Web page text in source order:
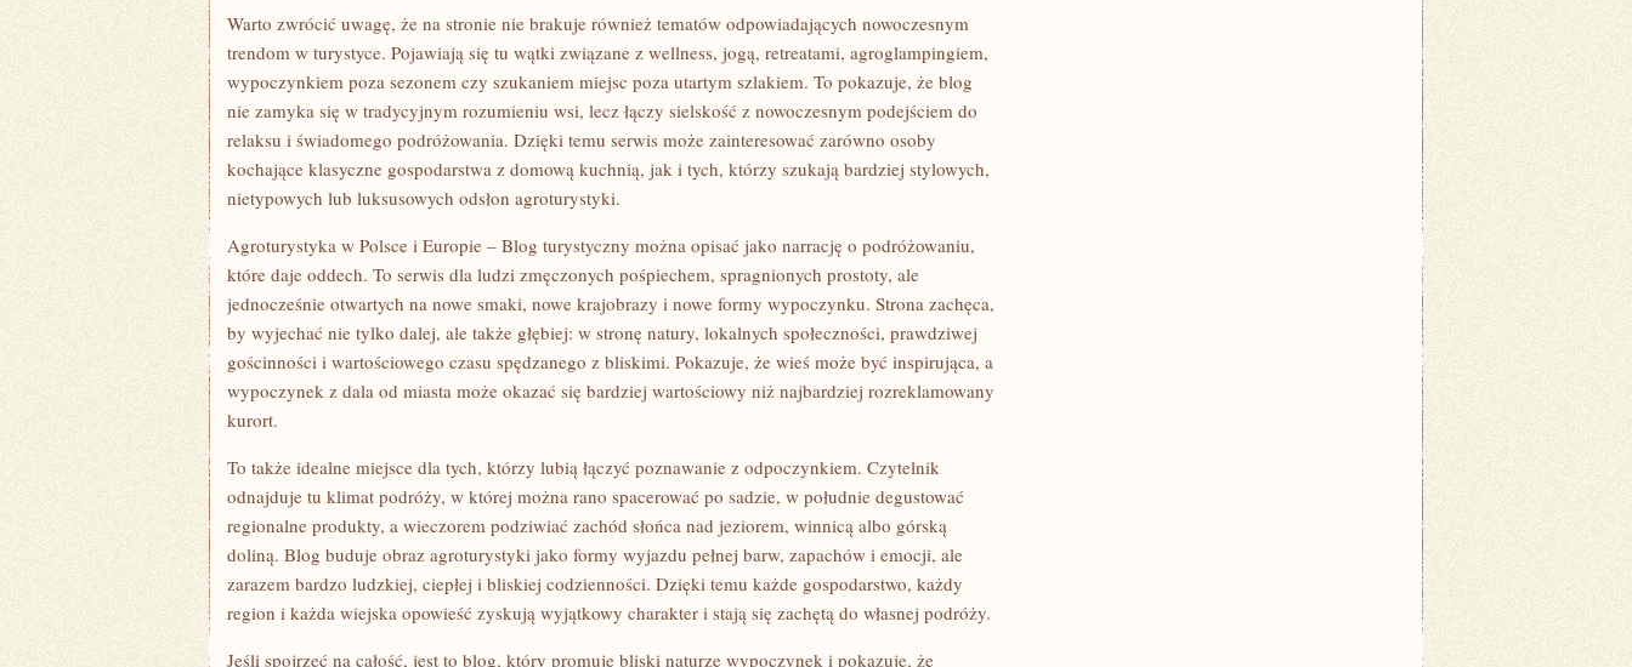
Warto zwrócić uwagę, że na stronie nie brakuje również tematów odpowiadających nowoczesnym
trendom w turystyce. Pojawiają się tu wątki związane z wellness, jogą, retreatami, agroglampingiem,
wypoczynkiem poza sezonem czy szukaniem miejsc poza utartym szlakiem. To pokazuje, że blog
nie zamyka się w tradycyjnym rozumieniu wsi, lecz łączy sielskość z nowoczesnym podejściem do
relaksu i świadomego podróżowania. Dzięki temu serwis może zainteresować zarówno osoby
kochające klasyczne gospodarstwa z domową kuchnią, jak i tych, którzy szukają bardziej stylowych,
nietypowych lub luksusowych odsłon agroturystyki.
Agroturystyka w Polsce i Europie – Blog turystyczny można opisać jako narrację o podróżowaniu,
które daje oddech. To serwis dla ludzi zmęczonych pośpiechem, spragnionych prostoty, ale
jednocześnie otwartych na nowe smaki, nowe krajobrazy i nowe formy wypoczynku. Strona zachęca,
by wyjechać nie tylko dalej, ale także głębiej: w stronę natury, lokalnych społeczności, prawdziwej
gościnności i wartościowego czasu spędzanego z bliskimi. Pokazuje, że wieś może być inspirująca, a
wypoczynek z dala od miasta może okazać się bardziej wartościowy niż najbardziej rozreklamowany
kurort.
To także idealne miejsce dla tych, którzy lubią łączyć poznawanie z odpoczynkiem. Czytelnik
odnajduje tu klimat podróży, w której można rano spacerować po sadzie, w południe degustować
regionalne produkty, a wieczorem podziwiać zachód słońca nad jeziorem, winnicą albo górską
doliną. Blog buduje obraz agroturystyki jako formy wyjazdu pełnej barw, zapachów i emocji, ale
zarazem bardzo ludzkiej, ciepłej i bliskiej codzienności. Dzięki temu każde gospodarstwo, każdy
region i każda wiejska opowieść zyskują wyjątkowy charakter i stają się zachętą do własnej podróży.
Jeśli spojrzeć na całość, jest to blog, który promuje bliski naturze wypoczynek i pokazuje, że